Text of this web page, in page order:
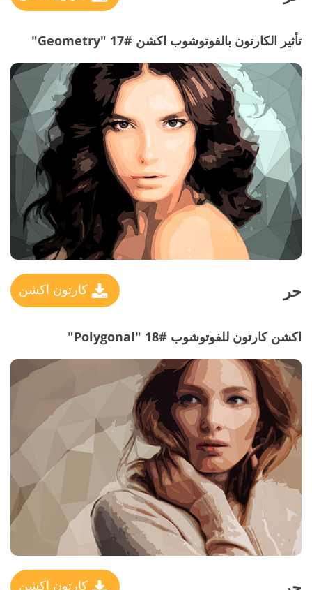
تأثير الكارتون بالفوتوشوب اكشن #17 "Geometry"
حر كارتون اكشن
اكشن كارتون للفوتوشوب #18 "Polygonal"
كارتون اكشن